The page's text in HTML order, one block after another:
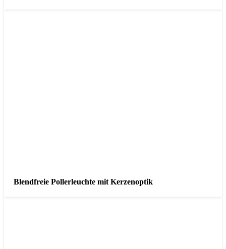
Blendfreie Pollerleuchte mit Kerzenoptik